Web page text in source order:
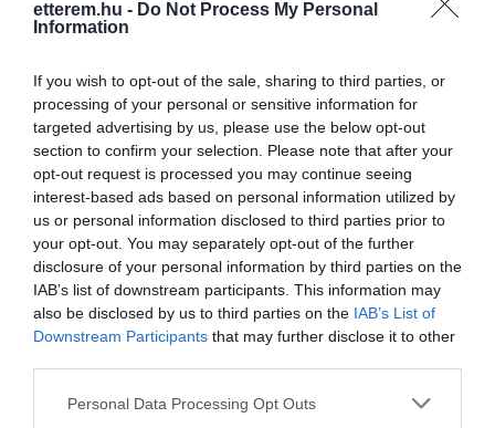
etterem.hu - Do Not Process My Personal
Information
If you wish to opt-out of the sale, sharing to third parties, or
processing of your personal or sensitive information for
targeted advertising by us, please use the below opt-out
section to confirm your selection. Please note that after your
opt-out request is processed you may continue seeing
interest-based ads based on personal information utilized by
us or personal information disclosed to third parties prior to
your opt-out. You may separately opt-out of the further
disclosure of your personal information by third parties on the
IAB’s list of downstream participants. This information may
also be disclosed by us to third parties on the IAB’s List of
Downstream Participants that may further disclose it to other
Please note that this website/app uses one or more Google
Personal Data Processing Opt Outs